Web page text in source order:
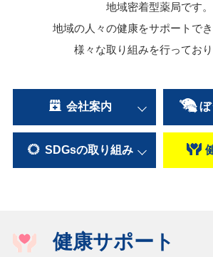
地域密着型薬局です。
地域の人々の健康をサポートでき
様々な取り組みを行っており
会社案内 ぼ
SDGsの取り組み
健康サポート